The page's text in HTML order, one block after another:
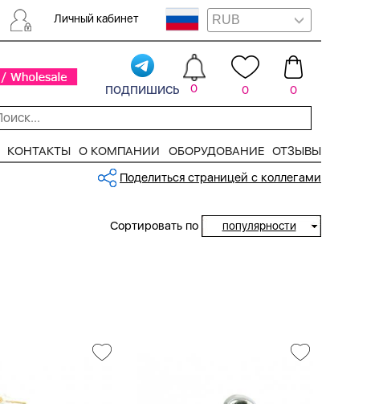
Личный кабинет
подпишись 0 0 0
КОНТАКТЫ О КОМПАНИИ ОБОРУДОВАНИЕ ОТЗЫВЫ
Поделиться страницей с коллегами
Сортировать по популярности